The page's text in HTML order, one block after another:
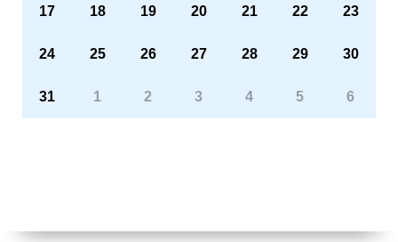
17 18 19 20 21 22 23
24 25 26 27 28 29 30
31 1 2 3 4 5 6